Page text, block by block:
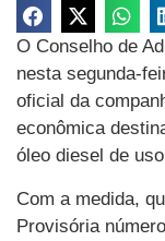
O Conselho de
nesta segunda-
oficial da
econômica
óleo diesel de
Com a medida,
Provisória